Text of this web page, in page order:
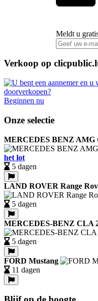
Meldt u
Verkoop op
Beginnen nu
Onze selectie
MERCEDES BENZ AMG
het lot
5 dagen
LAND ROVER Range
5 dagen
MERCEDES-BENZ CLA
5 dagen
FORD Mustang
11 dagen